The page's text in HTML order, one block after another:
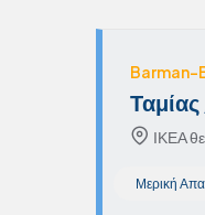
Barman-
ΙΚΕΑ
Μερική